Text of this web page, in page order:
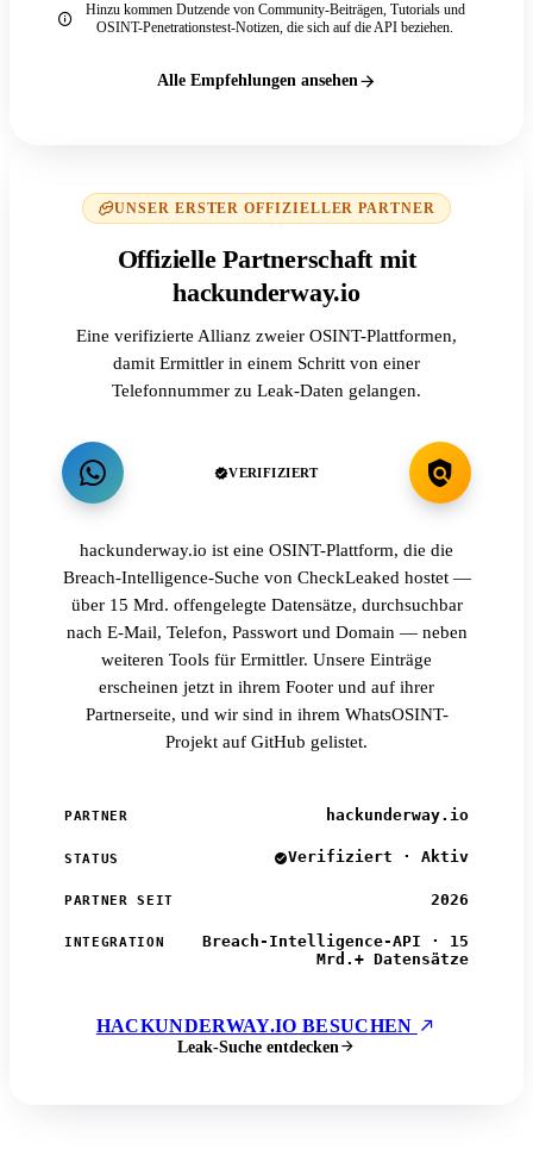
Hinzu kommen Dutzende von Community-Beiträgen, Tutorials und
OSINT-Penetrationstest-Notizen, die sich auf die API beziehen.
Alle Empfehlungen ansehen
UNSER ERSTER OFFIZIELLER PARTNER
Offizielle Partnerschaft mit
hackunderway.io
Eine verifizierte Allianz zweier OSINT-Plattformen,
damit Ermittler in einem Schritt von einer
Telefonnummer zu Leak-Daten gelangen.
VERIFIZIERT
hackunderway.io ist eine OSINT-Plattform, die die
Breach-Intelligence-Suche von CheckLeaked hostet —
über 15 Mrd. offengelegte Datensätze, durchsuchbar
nach E-Mail, Telefon, Passwort und Domain — neben
weiteren Tools für Ermittler. Unsere Einträge
erscheinen jetzt in ihrem Footer und auf ihrer
Partnerseite, und wir sind in ihrem WhatsOSINT-
Projekt auf GitHub gelistet.
PARTNER hackunderway.io
STATUS Verifiziert · Aktiv
PARTNER SEIT 2026
INTEGRATION
Breach-Intelligence-API · 15
Mrd.+ Datensätze
HACKUNDERWAY.IO BESUCHEN
Leak-Suche entdecken